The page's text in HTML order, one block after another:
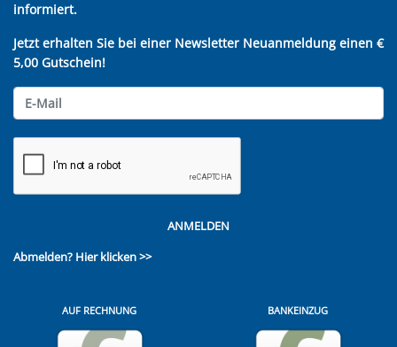
informiert.
Jetzt erhalten Sie bei einer Newsletter Neuanmeldung einen €
5,00 Gutschein!
ANMELDEN
Abmelden? Hier klicken >>
AUF RECHNUNG BANKEINZUG